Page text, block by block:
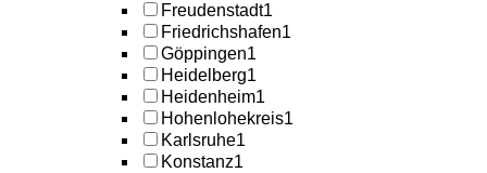
Freudenstadt1
Friedrichshafen1
Göppingen1
Heidelberg1
Heidenheim1
Hohenlohekreis1
Karlsruhe1
Konstanz1